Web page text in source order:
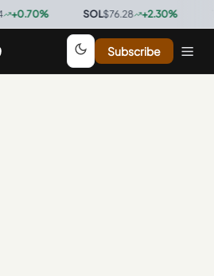
+0.70%· SOL$76.28 +2.30%·
Subscribe